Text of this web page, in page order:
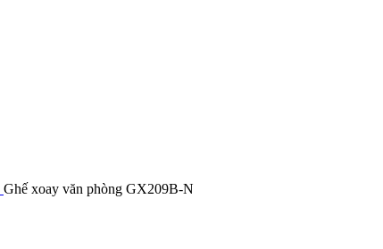
Ghế xoay văn phòng GX209B-N